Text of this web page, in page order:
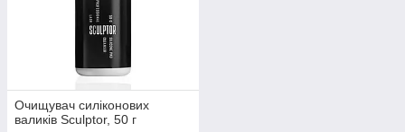
Очищувач силіконових
валиків Sculptor, 50 г